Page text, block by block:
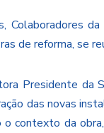
de reforma, se
Presidente da
das novas
contexto da